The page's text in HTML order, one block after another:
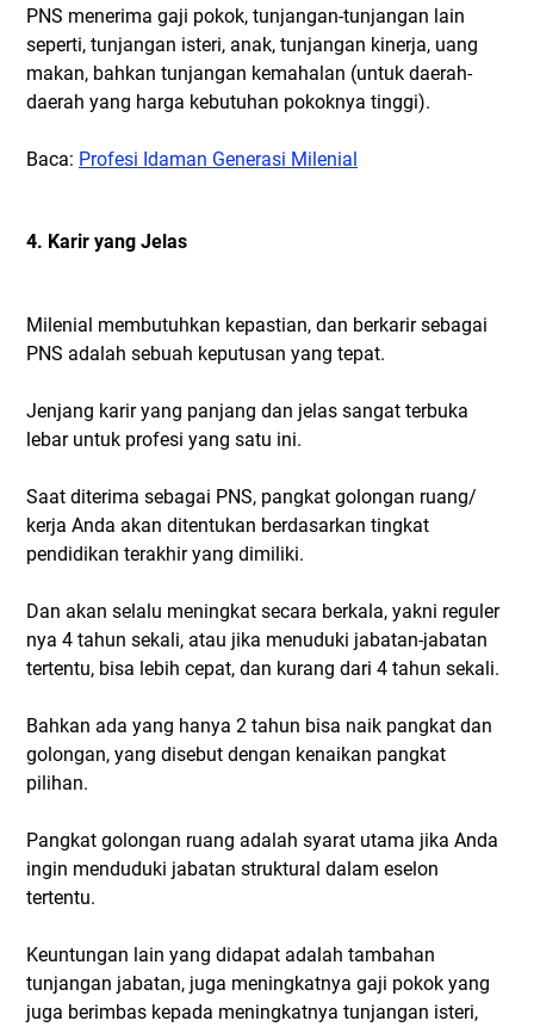
PNS menerima gaji pokok, tunjangan-tunjangan lain
seperti, tunjangan isteri, anak, tunjangan kinerja, uang
makan, bahkan tunjangan kemahalan (untuk daerah-
daerah yang harga kebutuhan pokoknya tinggi).
Baca: Profesi Idaman Generasi Milenial
4. Karir yang Jelas
Milenial membutuhkan kepastian, dan berkarir sebagai
PNS adalah sebuah keputusan yang tepat.
Jenjang karir yang panjang dan jelas sangat terbuka
lebar untuk profesi yang satu ini.
Saat diterima sebagai PNS, pangkat golongan ruang/
kerja Anda akan ditentukan berdasarkan tingkat
pendidikan terakhir yang dimiliki.
Dan akan selalu meningkat secara berkala, yakni reguler
nya 4 tahun sekali, atau jika menuduki jabatan-jabatan
tertentu, bisa lebih cepat, dan kurang dari 4 tahun sekali.
Bahkan ada yang hanya 2 tahun bisa naik pangkat dan
golongan, yang disebut dengan kenaikan pangkat
pilihan.
Pangkat golongan ruang adalah syarat utama jika Anda
ingin menduduki jabatan struktural dalam eselon
tertentu.
Keuntungan lain yang didapat adalah tambahan
tunjangan jabatan, juga meningkatnya gaji pokok yang
juga berimbas kepada meningkatnya tunjangan isteri,